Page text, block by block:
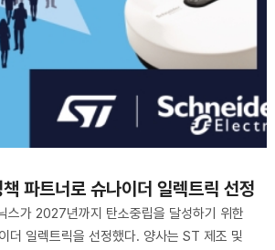
파트너로 슈나이더 일렉트릭 선정
스가 2027년까지 탄소중립을 달성하기 위한
더 일렉트릭을 선정했다. 양사는 ST 제조 및